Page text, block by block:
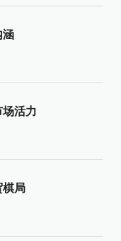
涵
场活力
棋局